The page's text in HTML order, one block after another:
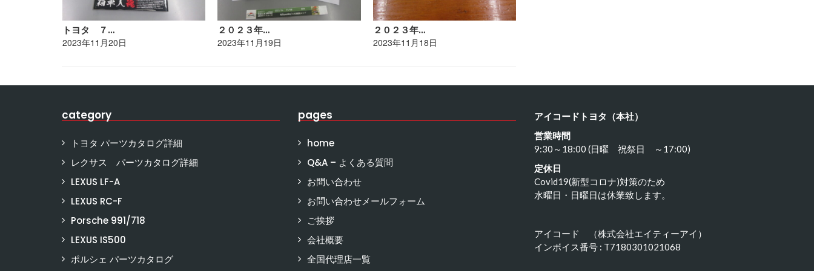
トヨタ ７…
2023年11月20日
２０２３年…
2023年11月19日
２０２３年…
2023年11月18日
category
トヨタ パーツカタログ詳細
レクサス パーツカタログ詳細
LEXUS LF-A
LEXUS RC-F
Porsche 991/718
LEXUS IS500
ポルシェ パーツカタログ
pages
home
Q&A – よくある質問
お問い合わせ
お問い合わせメールフォーム
ご挨拶
会社概要
全国代理店一覧
アイコードトヨタ（本社）
営業時間
9:30～18:00 (日曜 祝祭日 ～17:00)
定休日
Covid19(新型コロナ)対策のため
水曜日・日曜日は休業致します。
アイコード （株式会社エイティーアイ）
インボイス番号 : T7180301021068